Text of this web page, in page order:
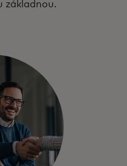
základnou.